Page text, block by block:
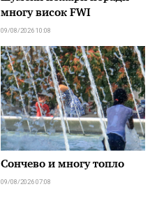
многу висок FWI
09/08/2026 10:08
Сончево и многу топло
09/08/2026 07:08